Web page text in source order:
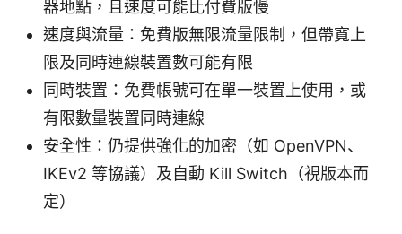
器地點，且速度可能比付費版慢
速度與流量：免費版無限流量限制，但帶寬上
限及同時連線裝置數可能有限
同時裝置：免費帳號可在單一裝置上使用，或
有限數量裝置同時連線
安全性：仍提供強化的加密（如 OpenVPN、
IKEv2 等協議）及自動 Kill Switch（視版本而
定）